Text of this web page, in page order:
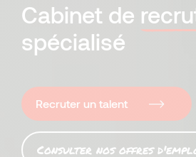
Cabinet de
spécialisé
Recruter un talent
Consulter nos offres